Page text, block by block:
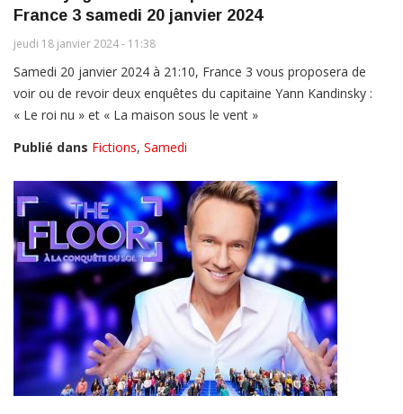
France 3 samedi 20 janvier 2024
jeudi 18 janvier 2024 - 11:38
Samedi 20 janvier 2024 à 21:10, France 3 vous proposera de
voir ou de revoir deux enquêtes du capitaine Yann Kandinsky :
« Le roi nu » et « La maison sous le vent »
Publié dans Fictions, Samedi